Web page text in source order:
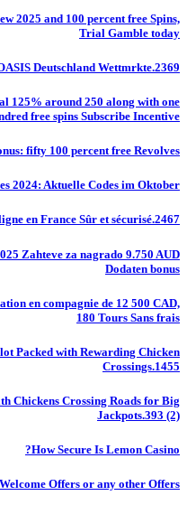
2025 and 100 percent free Spins,
Trial Gamble today
Deutschland Wettmrkte.2369
125% around 250 along with one
free spins Subscribe Incentive
fifty 100 percent free Revolves
2024: Aktuelle Codes im Oktober
en France Sûr et sécurisé.2467
Zahteve za nagrado 9.750 AUD
Dodaten bonus
en compagnie de 12 500 CAD,
180 Tours Sans frais
Packed with Rewarding Chicken
Crossings.1455
Chickens Crossing Roads for Big
Jackpots.393 (2)
How Secure Is Lemon Casino?
Offers or any other Offers